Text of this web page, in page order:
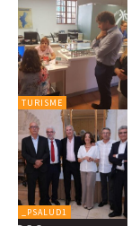
TURISME
_PSALUD1